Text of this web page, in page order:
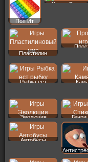
Поп Ит
Хэппи Вилс
Пластилин
Рыбка ест
Эволюция Генри
Автобусы